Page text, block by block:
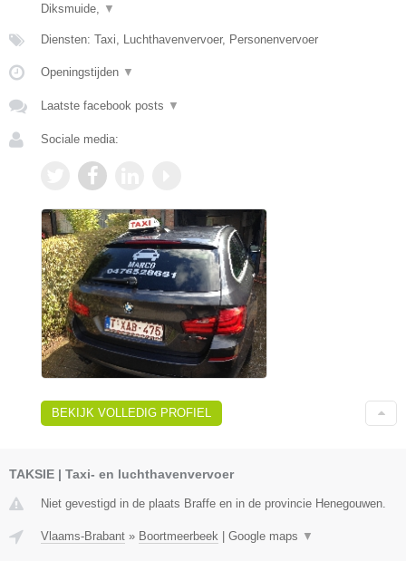
Diksmuide, ▼
Diensten: Taxi, Luchthavenvervoer, Personenvervoer
Openingstijden ▼
Laatste facebook posts ▼
Sociale media:
BEKIJK VOLLEDIG PROFIEL
TAKSIE | Taxi- en luchthavenvervoer
Niet gevestigd in de plaats Braffe en in de provincie Henegouwen.
Vlaams-Brabant » Boortmeerbeek | Google maps ▼